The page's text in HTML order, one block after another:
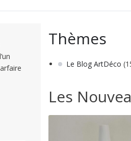
Thèmes
Le Blog ArtDéco
Les